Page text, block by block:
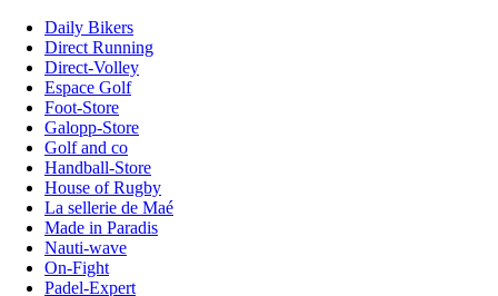
Daily Bikers
Direct Running
Direct-Volley
Espace Golf
Foot-Store
Galopp-Store
Golf and co
Handball-Store
House of Rugby
La sellerie de Maé
Made in Paradis
Nauti-wave
On-Fight
Padel-Expert